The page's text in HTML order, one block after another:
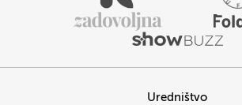
Uredništvo